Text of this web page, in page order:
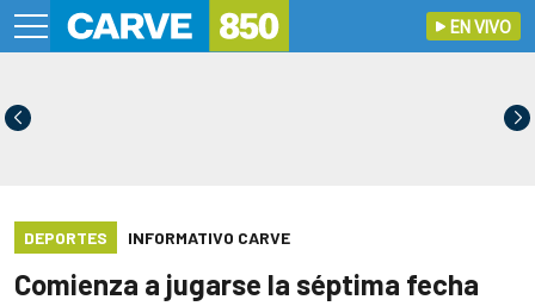
EN VIVO
DEPORTES INFORMATIVO CARVE
Comienza a jugarse la séptima fecha